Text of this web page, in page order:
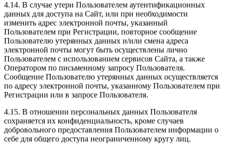
4.14. В случае утери Пользователем аутентификационных
данных для доступа на Сайт, или при необходимости
изменить адрес электронной почты, указанный
Пользователем при Регистрации, повторное сообщение
Пользователю утерянных данных и/или смена адреса
электронной почты могут быть осуществлены лично
Пользователем с использованием сервисов Сайта, а также
Оператором по письменному запросу Пользователя.
Сообщение Пользователю утерянных данных осуществляется
по адресу электронной почты, указанному Пользователем при
Регистрации или в запросе Пользователя.
4.15. В отношении персональных данных Пользователя
сохраняется их конфиденциальность, кроме случаев
добровольного предоставления Пользователем информации о
себе для общего доступа неограниченному кругу лиц.